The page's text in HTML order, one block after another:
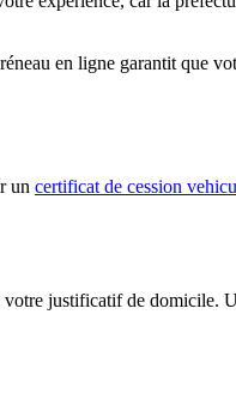
en ligne garantit que
un certificat de cession
votre justificatif de domicile.